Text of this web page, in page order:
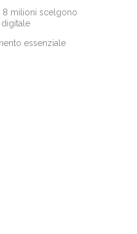
8 milioni scelgono
digitale
essenziale